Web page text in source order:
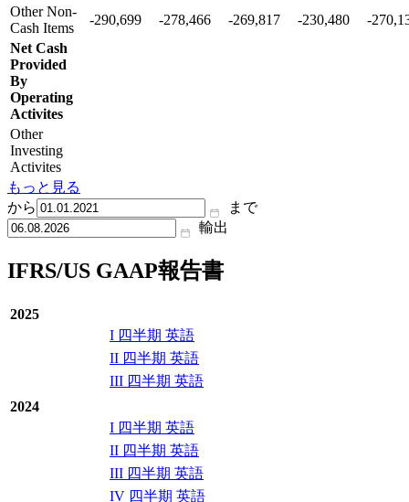
Other Non-
Cash Items
-290,699 -278,466 -269,817 -230,480
-
Net Cash
Provided
By
Operating
Activites
Other
Investing
Activites
もっと見る
から
まで
輸出
IFRS/US GAAP報告書
2025
I 四半期 英語
II 四半期 英語
III 四半期 英語
2024
I 四半期 英語
II 四半期 英語
III 四半期 英語
IV 四半期 英語